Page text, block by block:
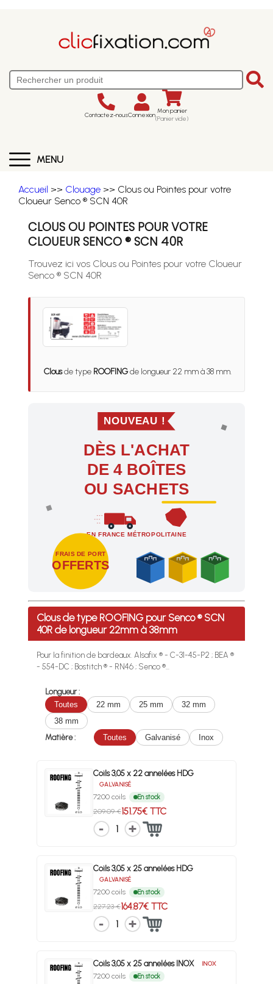
Contactez-nousConnexion Mon panier
(Panier vide)
MENU
Accueil >> Clouage >> Clous ou Pointes pour votre
Cloueur Senco ® SCN 40R
CLOUS OU POINTES POUR VOTRE
CLOUEUR SENCO ® SCN 40R
Trouvez ici vos Clous ou Pointes pour votre Cloueur
Senco ® SCN 40R
Clousde type ROOFINGde longueur 22 mm à 38 mm.
NOUVEAU !
DÈS L'ACHAT
DE 4 BOÎTES
OU SACHETS
EN FRANCE MÉTROPOLITAINE
FRAIS DE PORT
OFFERTS
Profitez des Frais de port offerts en France
Clous de type ROOFING pour Senco ® SCN
40R de longueur 22mm à 38mm
Pour la finition de bardeaux. Alsafix ® - C-31-45-P2 ; BEA ®
- 554-DC ; Bostitch ® - RN46 ; Senco ®...
Longueur :
Toutes
22 mm 25 mm
32 mm
38 mm
Matière :
Toutes Galvanisé Inox
Coils 3,05 x 22 annelées HDG
GALVANISÉ
7200 coils En stock
209.09 €151.75€ TTC
1
Coils 3,05 x 25 annelées HDG
GALVANISÉ
7200 coils En stock
227.23 €164.87€ TTC
1
Coils 3,05 x 25 annelées INOX INOX
7200 coils En stock